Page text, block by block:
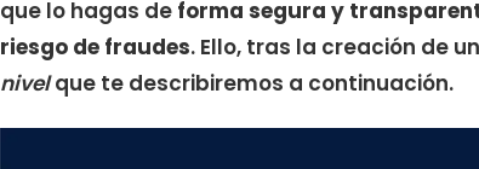
que lo hagas de forma segura y
riesgo de fraudes. Ello, tras la creación de
nivelque te describiremos a continuación.